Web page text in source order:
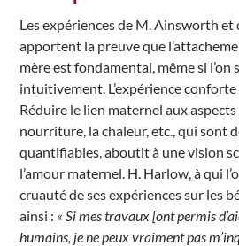
Les expériences de M. Ainsworth et
apportent la preuve que
mère est fondamental, même si l’on
intuitivement. L’expérience
Réduire le lien maternel aux
nourriture, la chaleur, etc., qui sont
quantifiables, aboutit à une vision
l’amour maternel. H. Harlow, à qui
cruauté de ses expériences sur les
ainsi : « Si mes travaux [ont permis
humains, je ne peux vraiment pas